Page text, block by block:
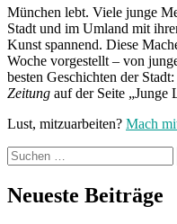
München lebt. Viele junge
Stadt und im Umland mit
Kunst spannend. Diese
Woche vorgestellt – von
besten Geschichten der
Zeitung auf der Seite „Junge
Lust, mitzuarbeiten? Mach
Suchen
nach:
Neueste Beiträge